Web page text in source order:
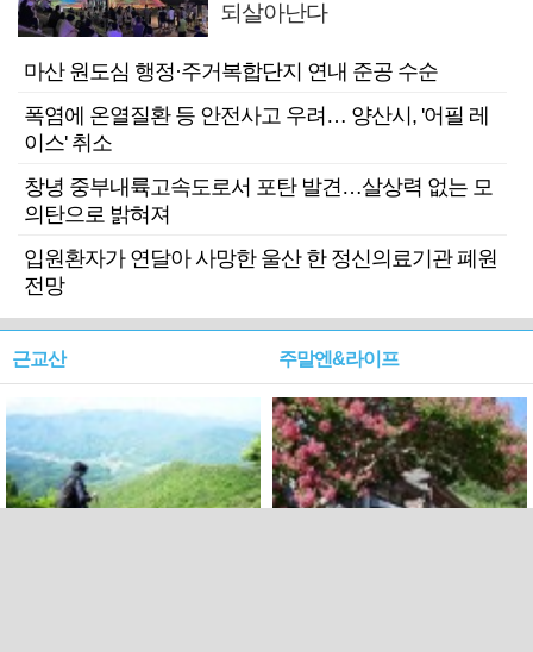
되살아난다
마산 원도심 행정·주거복합단지 연내 준공 수순
폭염에 온열질환 등 안전사고 우려… 양산시, '어필 레
이스' 취소
창녕 중부내륙고속도로서 포탄 발견…살상력 없는 모
의탄으로 밝혀져
입원환자가 연달아 사망한 울산 한 정신의료기관 폐원
전망
근교산 주말엔&라이프